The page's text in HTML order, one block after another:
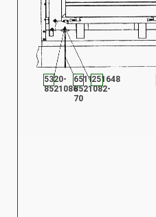
5320-
8521086
65117-
8521082-
70
251648